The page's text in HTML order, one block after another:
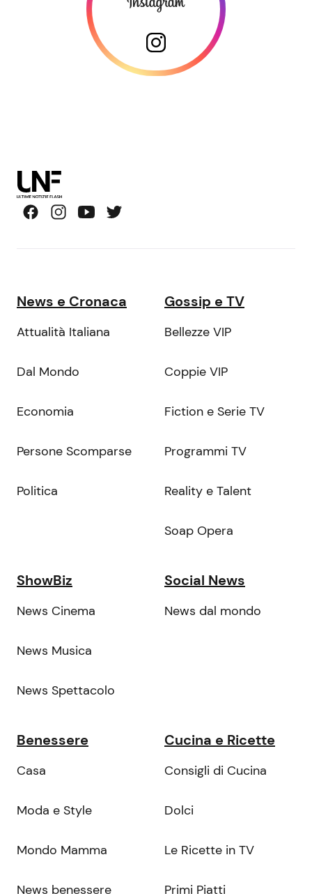
News e Cronaca
Attualità Italiana
Dal Mondo
Economia
Persone Scomparse
Politica
Gossip e TV
Bellezze VIP
Coppie VIP
Fiction e Serie TV
Programmi TV
Reality e Talent
Soap Opera
ShowBiz
News Cinema
News Musica
News Spettacolo
Social News
News dal mondo
Benessere
Casa
Moda e Style
Mondo Mamma
News benessere
Cucina e Ricette
Consigli di Cucina
Dolci
Le Ricette in TV
Primi Piatti